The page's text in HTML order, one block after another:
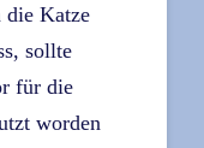
die Katze
sollte
für die
worden